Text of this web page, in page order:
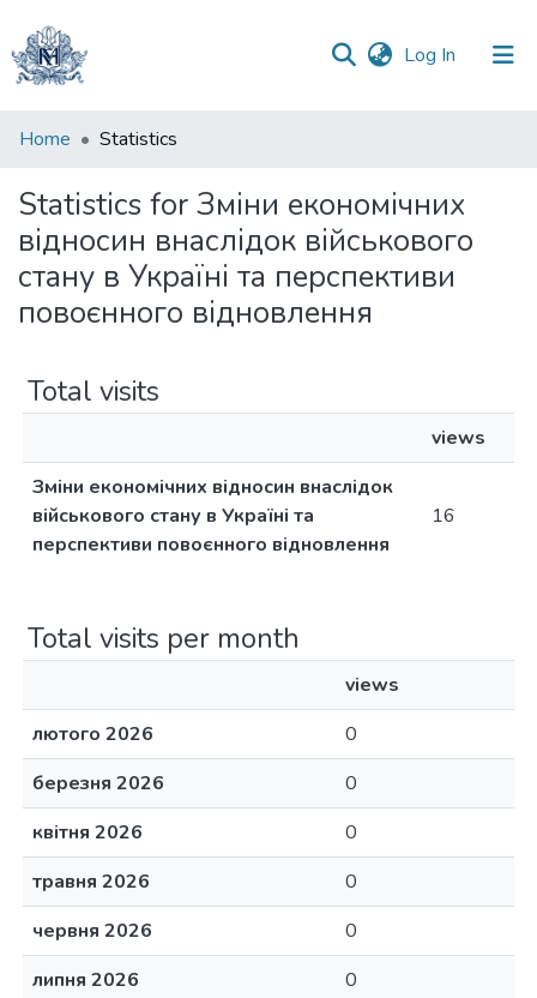
Log In (current)
Communities
Collections
All of DSpace
Home Statistics
Statistics for Зміни економічних
відносин внаслідок військового
стану в Україні та перспективи
повоєнного відновлення
Total visits
views
Зміни економічних відносин внаслідок
військового стану в Україні та
перспективи повоєнного відновлення
16
Total visits per month
views
лютого 2026
0
березня 2026
0
квітня 2026
0
травня 2026
0
червня 2026
0
липня 2026
0